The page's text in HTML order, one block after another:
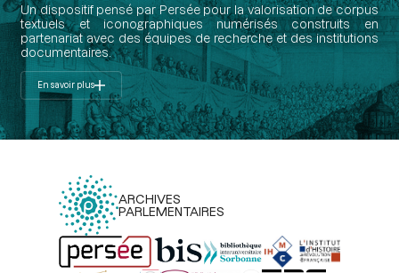
Un dispositif pensé par Persée pour la valorisation de corpus
textuels et iconographiques numérisés construits en
partenariat avec des équipes de recherche et des institutions
documentaires.
En savoir plus
ARCHIVES
PARLEMENTAIRES